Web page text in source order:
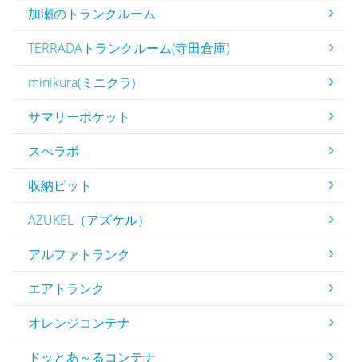
加瀬のトランクルーム
TERRADAトランクルーム(寺田倉庫)
minikura(ミニクラ)
サマリーポケット
スぺラボ
収納ピット
AZUKEL（アズケル）
アルファトランク
エアトランク
オレンジコンテナ
ドッとあ～るコンテナ